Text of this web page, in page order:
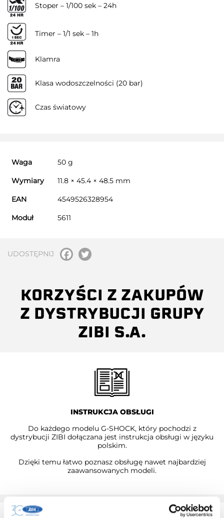
Stoper – 1/100 sek – 24h
Timer – 1/1 sek – 1h
Klamra
Klasa wodoszczelności (20 bar)
Czas światowy
Waga 50 g
Wymiary 11.8 × 45.4 × 48.5 mm
EAN 4549526328954
Moduł 5611
UDOSTĘPNIJ
KORZYŚCI Z ZAKUPÓW
Z DYSTRYBUCJI GRUPY
ZIBI S.A.
INSTRUKCJA OBSŁUGI
Do każdego modelu G-SHOCK, który pochodzi z
dystrybucji ZIBI dołączana jest instrukcja obsługi w języku
polskim.
Dzięki temu łatwo poznasz obsługę nawet najbardziej
zaawansowanych modeli.